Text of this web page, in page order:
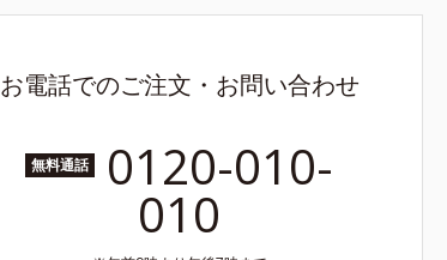
お電話でのご注文・お問い合わせ
無料通話 0120-010-
010